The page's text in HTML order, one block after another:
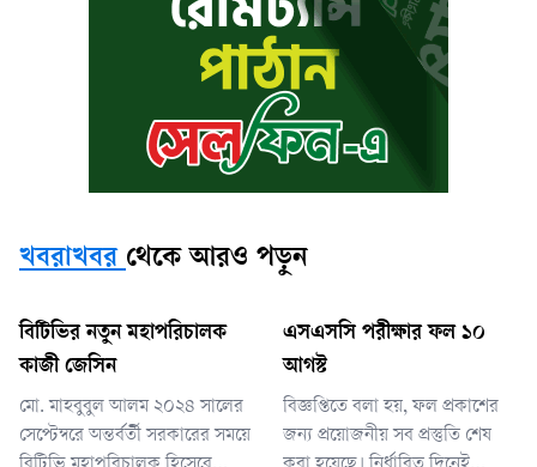
খবরাখবর থেকে আরও পড়ুন
বিটিভির নতুন মহাপরিচালক
কাজী জেসিন
মো. মাহবুবুল আলম ২০২৪ সালের
সেপ্টেম্বরে অন্তর্বর্তী সরকারের সময়ে
এসএসসি পরীক্ষার ফল ১০
আগস্ট
বিজ্ঞপ্তিতে বলা হয়, ফল প্রকাশের
জন্য প্রয়োজনীয় সব প্রস্তুতি শেষ